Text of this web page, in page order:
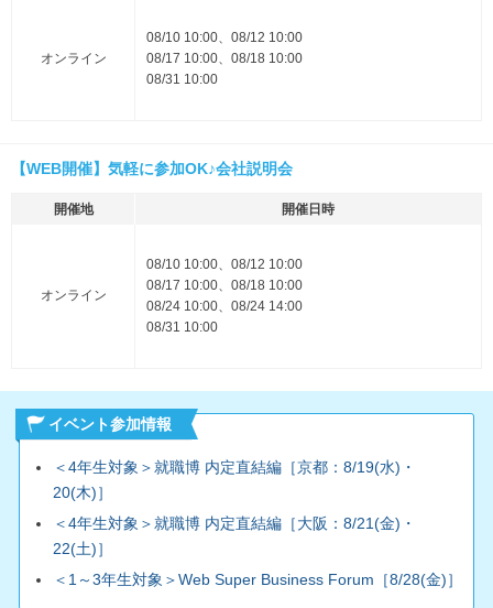
オンライン
08/10 10:00、08/12 10:00
08/17 10:00、08/18 10:00
08/31 10:00
【WEB開催】気軽に参加OK♪会社説明会
開催地 開催日時
オンライン
08/10 10:00、08/12 10:00
08/17 10:00、08/18 10:00
08/24 10:00、08/24 14:00
08/31 10:00
イベント参加情報
＜4年生対象＞就職博 内定直結編［京都：8/19(水)・
20(木)］
＜4年生対象＞就職博 内定直結編［大阪：8/21(金)・
22(土)］
＜1～3年生対象＞Web Super Business Forum［8/28(金)］